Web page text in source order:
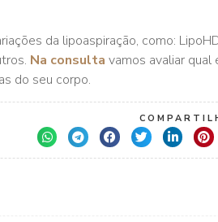
da lipoaspiração, como:
Na consulta vamos avaliar qual
do seu corpo.